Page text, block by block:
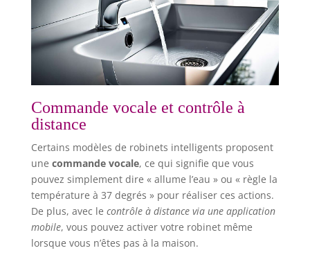
Commande vocale et contrôle à
distance
Certains modèles de robinets intelligents proposent
une commande vocale, ce qui signifie que vous
pouvez simplement dire « allume l’eau » ou « règle la
température à 37 degrés » pour réaliser ces actions.
De plus, avec le contrôle à distance via une application
mobile, vous pouvez activer votre robinet même
lorsque vous n’êtes pas à la maison.